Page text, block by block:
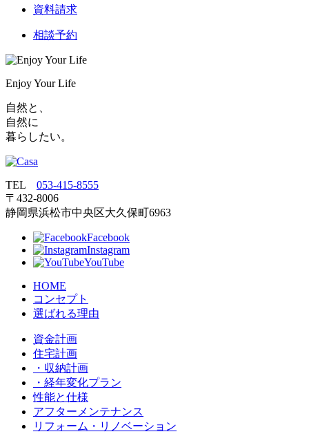
資料請求
相談予約
Enjoy Your Life
自然と、
自然に
暮らしたい。
TEL 053‐415‐8555
〒432‐8006
静岡県浜松市中央区大久保町6963
Facebook
Instagram
YouTube
HOME
コンセプト
選ばれる理由
資金計画
住宅計画
・収納計画
・経年変化プラン
性能と仕様
アフターメンテナンス
リフォーム・リノベーション